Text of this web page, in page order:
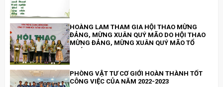
HOÀNG LAM THAM GIA HỘI THAO MỪNG
ĐẢNG, MỪNG XUÂN QUÝ MÃO DO HỘI THAO
MỪNG ĐẢNG, MỪNG XUÂN QUÝ MÃO TỔ
PHÒNG VẬT TƯ CƠ GIỚI HOÀN THÀNH TỐT
CÔNG VIỆC CỦA NĂM 2022-2023